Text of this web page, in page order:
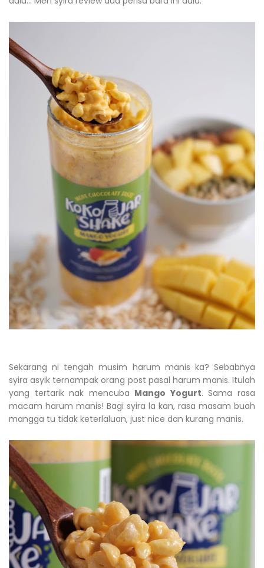
Sekarang ni tengah musim harum manis ka? Sebabnya
syira asyik ternampak orang post pasal harum manis. Itulah
yang tertarik nak mencuba Mango Yogurt. Sama rasa
macam harum manis! Bagi syira la kan, rasa masam buah
mangga tu tidak keterlaluan, just nice dan kurang manis.